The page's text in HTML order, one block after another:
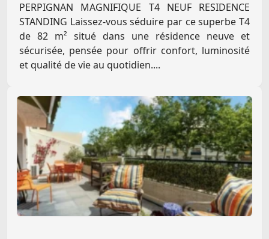
PERPIGNAN MAGNIFIQUE T4 NEUF RESIDENCE
STANDING Laissez-vous séduire par ce superbe T4
de 82 m² situé dans une résidence neuve et
sécurisée, pensée pour offrir confort, luminosité
et qualité de vie au quotidien....